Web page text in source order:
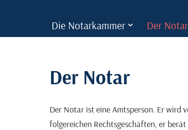
Die Notarkammer Der Notar
Der Notar
Der Notar ist eine Amtsperson. Er wird
folgereichen Rechtsgeschäften, er